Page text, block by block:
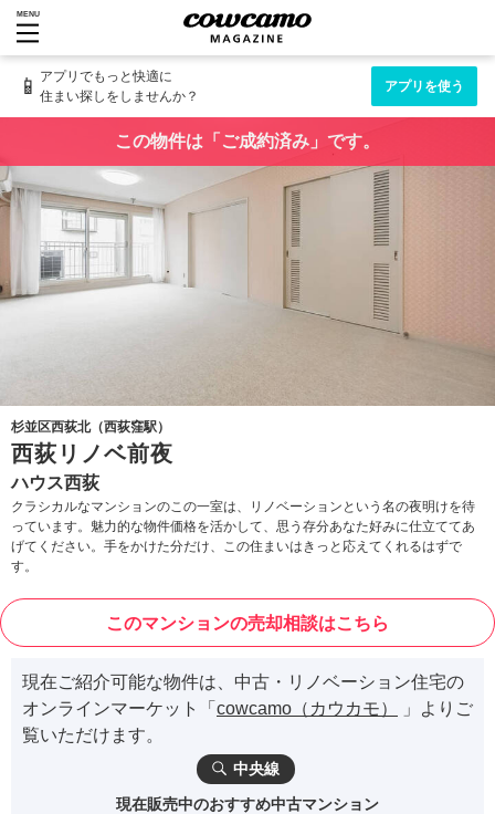
MENU
📱 アプリでもっと快適に
住まい探しをしませんか？
アプリを使う
この物件は「ご成約済み」です。
杉並区西荻北（西荻窪駅）
西荻リノベ前夜
ハウス西荻
クラシカルなマンションのこの一室は、リノベーションという名の夜明けを待
っています。魅力的な物件価格を活かして、思う存分あなた好みに仕立ててあ
げてください。手をかけた分だけ、この住まいはきっと応えてくれるはずで
す。
このマンションの売却相談はこちら
現在ご紹介可能な物件は、中古・リノベーション住宅の
オンラインマーケット「 cowcamo（カウカモ）
」よりご
覧いただけます。
中央線
現在販売中のおすすめ中古マンション